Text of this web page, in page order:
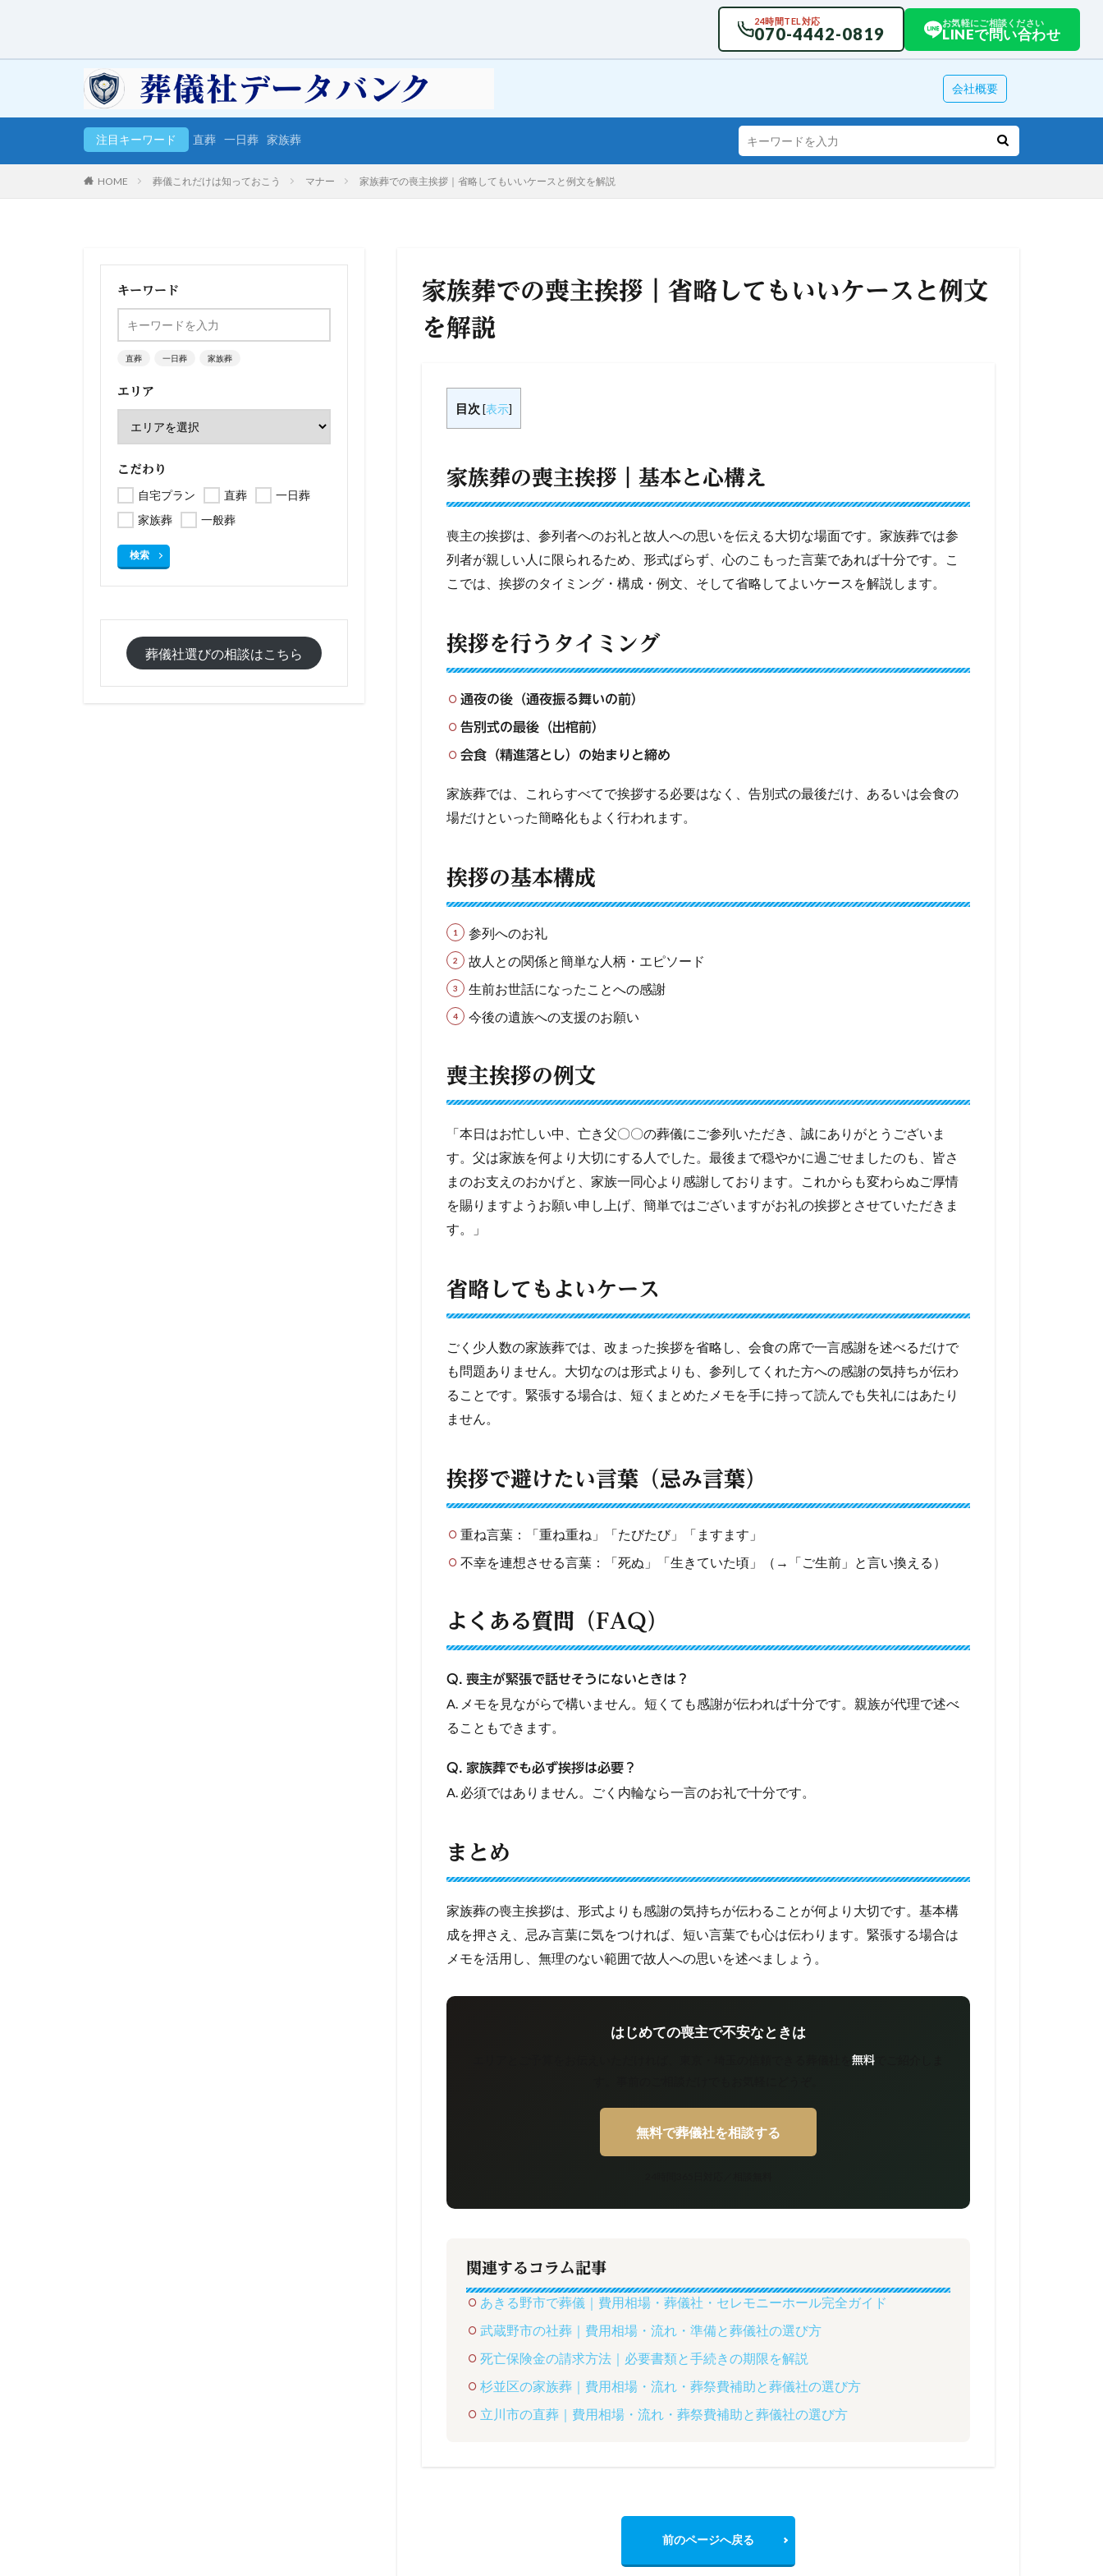
24時間TEL対応
070-4442-0819
お気軽にご相談ください
LINEで問い合わせ
会社概要
注目キーワード 直葬 一日葬 家族葬
HOME 葬儀これだけは知っておこう マナー 家族葬での喪主挨拶｜省略してもいいケースと例文を解説
家族葬での喪主挨拶｜省略してもいいケースと例文
を解説
目次 [表示]
家族葬の喪主挨拶｜基本と心構え
喪主の挨拶は、参列者へのお礼と故人への思いを伝える大切な場面です。家族葬では参
列者が親しい人に限られるため、形式ばらず、心のこもった言葉であれば十分です。こ
こでは、挨拶のタイミング・構成・例文、そして省略してよいケースを解説します。
挨拶を行うタイミング
通夜の後（通夜振る舞いの前）
告別式の最後（出棺前）
会食（精進落とし）の始まりと締め
家族葬では、これらすべてで挨拶する必要はなく、告別式の最後だけ、あるいは会食の
場だけといった簡略化もよく行われます。
挨拶の基本構成
参列へのお礼
故人との関係と簡単な人柄・エピソード
生前お世話になったことへの感謝
今後の遺族への支援のお願い
喪主挨拶の例文
「本日はお忙しい中、亡き父〇〇の葬儀にご参列いただき、誠にありがとうございま
す。父は家族を何より大切にする人でした。最後まで穏やかに過ごせましたのも、皆さ
まのお支えのおかげと、家族一同心より感謝しております。これからも変わらぬご厚情
を賜りますようお願い申し上げ、簡単ではございますがお礼の挨拶とさせていただきま
す。」
省略してもよいケース
ごく少人数の家族葬では、改まった挨拶を省略し、会食の席で一言感謝を述べるだけで
も問題ありません。大切なのは形式よりも、参列してくれた方への感謝の気持ちが伝わ
ることです。緊張する場合は、短くまとめたメモを手に持って読んでも失礼にはあたり
ません。
挨拶で避けたい言葉（忌み言葉）
重ね言葉：「重ね重ね」「たびたび」「ますます」
不幸を連想させる言葉：「死ぬ」「生きていた頃」（→「ご生前」と言い換える）
よくある質問（FAQ）
Q. 喪主が緊張で話せそうにないときは？
A. メモを見ながらで構いません。短くても感謝が伝われば十分です。親族が代理で述べ
ることもできます。
Q. 家族葬でも必ず挨拶は必要？
A. 必須ではありません。ごく内輪なら一言のお礼で十分です。
まとめ
家族葬の喪主挨拶は、形式よりも感謝の気持ちが伝わることが何より大切です。基本構
成を押さえ、忌み言葉に気をつければ、短い言葉でも心は伝わります。緊張する場合は
メモを活用し、無理のない範囲で故人への思いを述べましょう。
はじめての喪主で不安なときは
無料
無料で葬儀社を相談する
関連するコラム記事
あきる野市で葬儀｜費用相場・葬儀社・セレモニーホール完全ガイド
武蔵野市の社葬｜費用相場・流れ・準備と葬儀社の選び方
死亡保険金の請求方法｜必要書類と手続きの期限を解説
杉並区の家族葬｜費用相場・流れ・葬祭費補助と葬儀社の選び方
立川市の直葬｜費用相場・流れ・葬祭費補助と葬儀社の選び方
前のページへ戻る
キーワード
直葬 一日葬 家族葬
エリア
こだわり
自宅プラン 直葬
一日葬
家族葬
一般葬
検索
葬儀社選びの相談はこちら